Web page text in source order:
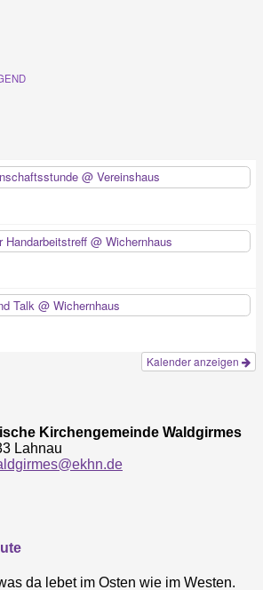
@ Vereinshaus
Handarbeitstreff @ Wichernhaus
Talk @ Wichernhaus
Kalender anzeigen
Kirchengemeinde Waldgirmes
Lahnau
da lebet im Osten wie im Westen.